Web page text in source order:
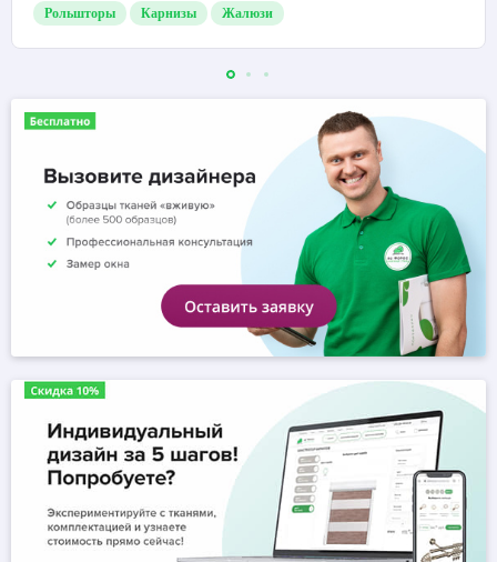
Рольшторы Карнизы Жалюзи